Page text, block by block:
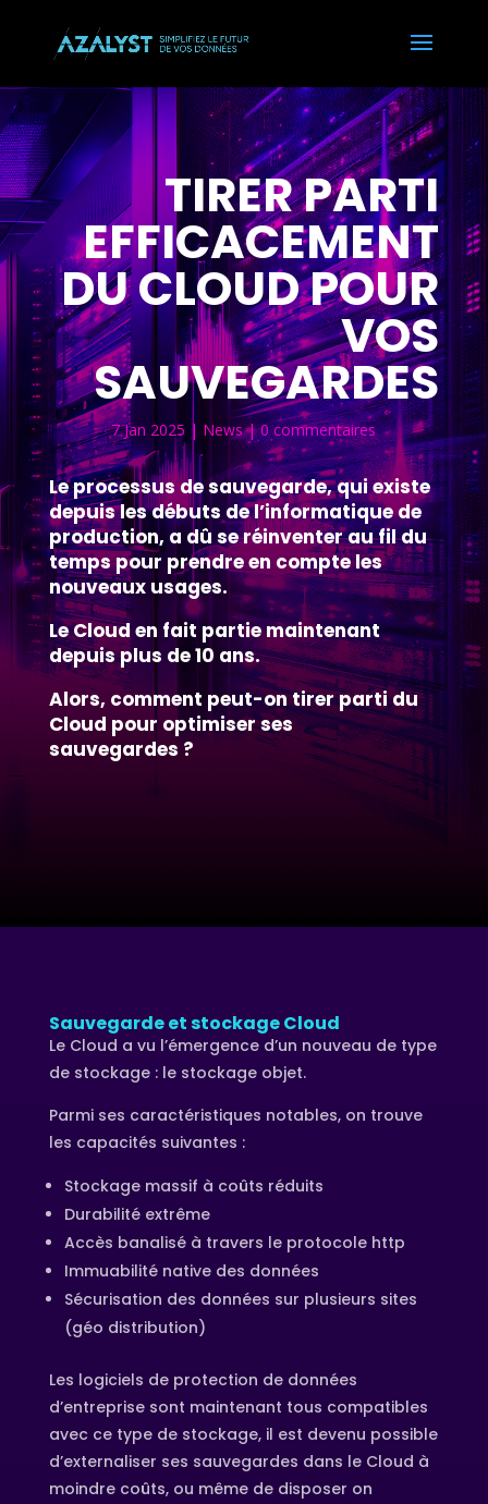
TIRER PARTI
EFFICACEMENT
DU CLOUD POUR
VOS
SAUVEGARDES
7 Jan 2025 | News|0 commentaires
Le processus de sauvegarde, qui existe
depuis les débuts de l’informatique de
production, a dû se réinventer au fil du
temps pour prendre en compte les
nouveaux usages.
Le Cloud en fait partie maintenant
depuis plus de 10 ans.
Alors, comment peut-on tirer parti du
Cloud pour optimiser ses
sauvegardes ?
Sauvegarde et stockage Cloud
Le Cloud a vu l’émergence d’un nouveau de type
de stockage : le stockage objet.
Parmi ses caractéristiques notables, on trouve
les capacités suivantes :
Stockage massif à coûts réduits
Durabilité extrême
Accès banalisé à travers le protocole http
Immuabilité native des données
Sécurisation des données sur plusieurs sites
(géo distribution)
Les logiciels de protection de données
d’entreprise sont maintenant tous compatibles
avec ce type de stockage, il est devenu possible
d’externaliser ses sauvegardes dans le Cloud à
moindre coûts, ou même de disposer on